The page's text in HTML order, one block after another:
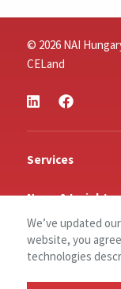
© 2026 NAI
CELand
Services
News & Insights
References
We’ve updated
website, you
technologies